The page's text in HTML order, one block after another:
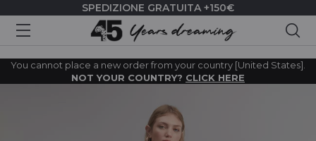
SPEDIZIONE GRATUITA +150€
You cannot place a new order from your country [United States].
NOT YOUR COUNTRY? CLICK HERE